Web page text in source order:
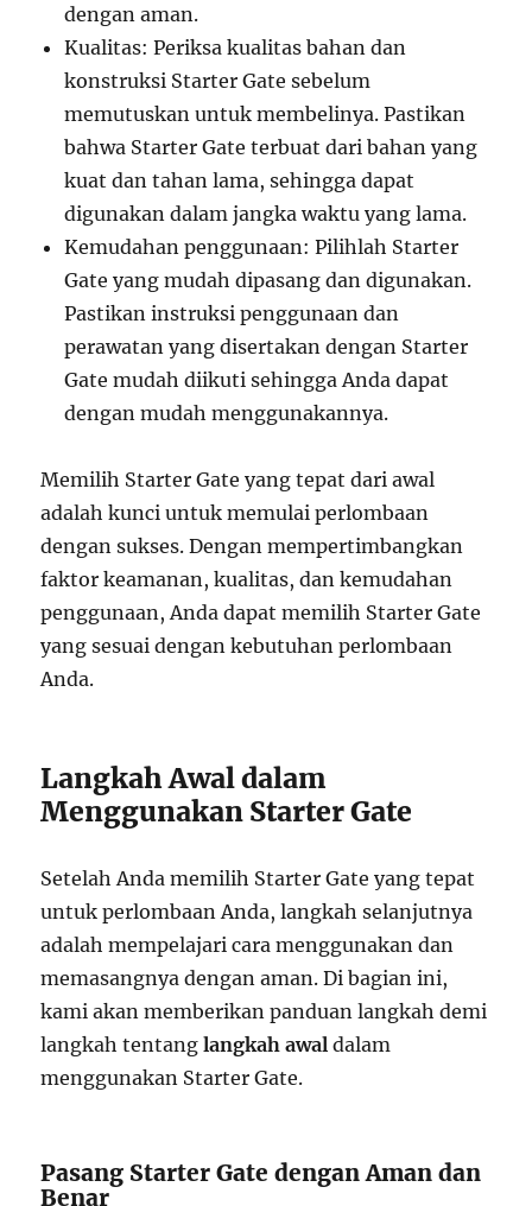
dengan aman.
Kualitas: Periksa kualitas bahan dan
konstruksi Starter Gate sebelum
memutuskan untuk membelinya. Pastikan
bahwa Starter Gate terbuat dari bahan yang
kuat dan tahan lama, sehingga dapat
digunakan dalam jangka waktu yang lama.
Kemudahan penggunaan: Pilihlah Starter
Gate yang mudah dipasang dan digunakan.
Pastikan instruksi penggunaan dan
perawatan yang disertakan dengan Starter
Gate mudah diikuti sehingga Anda dapat
dengan mudah menggunakannya.
Memilih Starter Gate yang tepat dari awal
adalah kunci untuk memulai perlombaan
dengan sukses. Dengan mempertimbangkan
faktor keamanan, kualitas, dan kemudahan
penggunaan, Anda dapat memilih Starter Gate
yang sesuai dengan kebutuhan perlombaan
Anda.
Langkah Awal dalam
Menggunakan Starter Gate
Setelah Anda memilih Starter Gate yang tepat
untuk perlombaan Anda, langkah selanjutnya
adalah mempelajari cara menggunakan dan
memasangnya dengan aman. Di bagian ini,
kami akan memberikan panduan langkah demi
langkah tentanglangkah awal dalam
menggunakan Starter Gate.
Pasang Starter Gate dengan Aman dan
Benar